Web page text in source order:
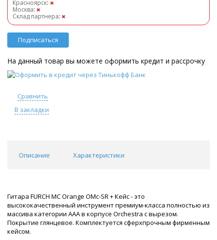
Красноярск: ✖
Москва: ✖
Склад партнера: ✖
Подписаться
На данный товар вы можете оформить кредит и рассрочку
Сравнить
В закладки
Описание Характеристики
Гитара FURCH MC Orange OMc-SR + Кейс - это
высококачественный инструмент премиум-класса полностью из
массива категории ААА в корпусе Orchestra с вырезом.
Покрытие глянцевое. Комплектуется сферхпрочным фирменным
кейсом.